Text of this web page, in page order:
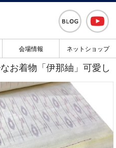
会場情報 ネットショップ
お着物「伊那紬」可愛し